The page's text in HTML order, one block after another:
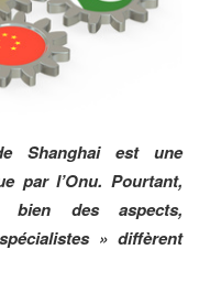
Shanghai est une
par l’Onu. Pourtant,
bien des aspects,
» diffèrent